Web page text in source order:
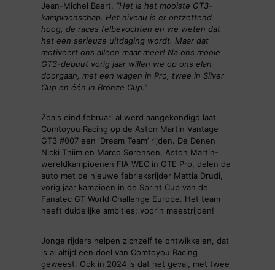
Jean-Michel Baert. “Het is het mooiste GT3-
kampioenschap. Het niveau is er ontzettend
hoog, de races felbevochten en we weten dat
het een serieuze uitdaging wordt. Maar dat
motiveert ons alleen maar meer! Na ons mooie
GT3-debuut vorig jaar willen we op ons elan
doorgaan, met een wagen in Pro, twee in Silver
Cup en één in Bronze Cup.”
Zoals eind februari al werd aangekondigd laat
Comtoyou Racing op de Aston Martin Vantage
GT3 #007 een ‘Dream Team’ rijden. De Denen
Nicki Thiim en Marco Sørensen, Aston Martin-
wereldkampioenen FIA WEC in GTE Pro, delen de
auto met de nieuwe fabrieksrijder Mattia Drudi,
vorig jaar kampioen in de Sprint Cup van de
Fanatec GT World Challenge Europe. Het team
heeft duidelijke ambities: voorin meestrijden!
Jonge rijders helpen zichzelf te ontwikkelen, dat
is al altijd een doel van Comtoyou Racing
geweest. Ook in 2024 is dat het geval, met twee